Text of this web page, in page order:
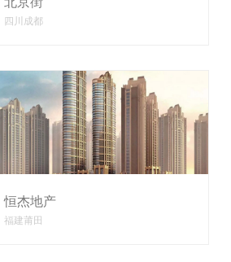
四川成都
恒杰地产
福建莆田